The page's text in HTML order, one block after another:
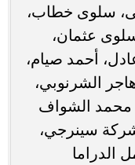
سلوى خطاب،
عثمان،
أحمد صيام،
الشرنوبي،
محمد الشواف
شركة سينرجي،